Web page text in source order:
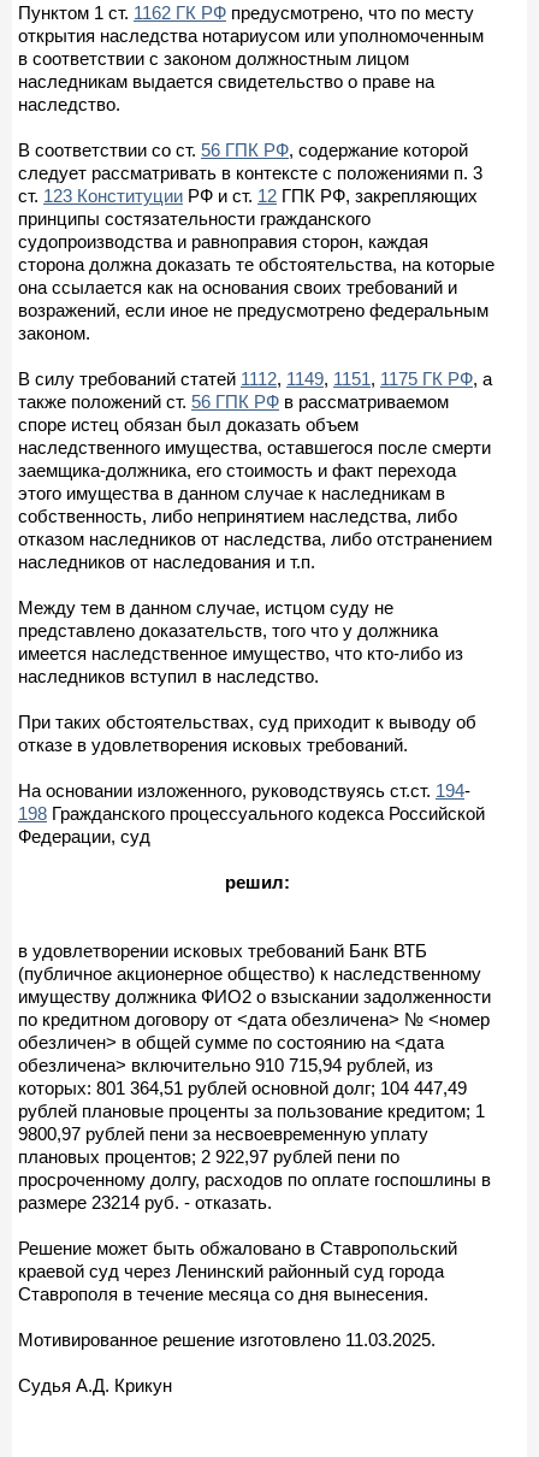
Пунктом 1 ст. 1162 ГК РФ предусмотрено, что по месту
открытия наследства нотариусом или уполномоченным
в соответствии с законом должностным лицом
наследникам выдается свидетельство о праве на
наследство.
В соответствии со ст. 56 ГПК РФ, содержание которой
следует рассматривать в контексте с положениями п. 3
ст. 123 Конституции РФ и ст. 12 ГПК РФ, закрепляющих
принципы состязательности гражданского
судопроизводства и равноправия сторон, каждая
сторона должна доказать те обстоятельства, на которые
она ссылается как на основания своих требований и
возражений, если иное не предусмотрено федеральным
законом.
В силу требований статей 1112, 1149, 1151, 1175 ГК РФ, а
также положений ст. 56 ГПК РФ в рассматриваемом
споре истец обязан был доказать объем
наследственного имущества, оставшегося после смерти
заемщика-должника, его стоимость и факт перехода
этого имущества в данном случае к наследникам в
собственность, либо непринятием наследства, либо
отказом наследников от наследства, либо отстранением
наследников от наследования и т.п.
Между тем в данном случае, истцом суду не
представлено доказательств, того что у должника
имеется наследственное имущество, что кто-либо из
наследников вступил в наследство.
При таких обстоятельствах, суд приходит к выводу об
отказе в удовлетворения исковых требований.
На основании изложенного, руководствуясь ст.ст. 194-
198 Гражданского процессуального кодекса Российской
Федерации, суд
решил:
в удовлетворении исковых требований Банк ВТБ
(публичное акционерное общество) к наследственному
имуществу должника ФИО2 о взыскании задолженности
по кредитном договору от <дата обезличена> № <номер
обезличен> в общей сумме по состоянию на <дата
обезличена> включительно 910 715,94 рублей, из
которых: 801 364,51 рублей основной долг; 104 447,49
рублей плановые проценты за пользование кредитом; 1
9800,97 рублей пени за несвоевременную уплату
плановых процентов; 2 922,97 рублей пени по
просроченному долгу, расходов по оплате госпошлины в
размере 23214 руб. - отказать.
Решение может быть обжаловано в Ставропольский
краевой суд через Ленинский районный суд города
Ставрополя в течение месяца со дня вынесения.
Мотивированное решение изготовлено 11.03.2025.
Судья А.Д. Крикун